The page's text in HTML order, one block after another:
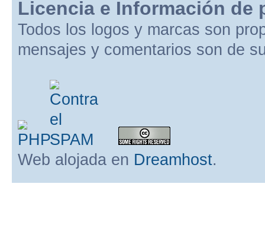
Licencia e Información de
Todos los logos y marcas son
mensajes y comentarios son de
Web alojada en Dreamhost.